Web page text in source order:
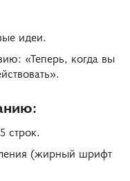
идеи.
«Теперь, когда вы
строк.
(жирный шрифт